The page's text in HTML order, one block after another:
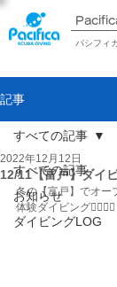
パシフィ
記事
すべての記事
お知らせ
ダイビングLOG
すべての記事
12/11【富戸】ダイ
2022年12月12日
冬の【富戸】でオー
体験ダイビング🧜🏾‍♀️✨